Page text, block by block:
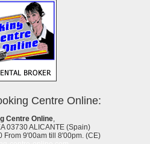
Centre Online:
Centre Online,
03730 ALICANTE (Spain)
From 9'00am till 8'00pm. (CE)